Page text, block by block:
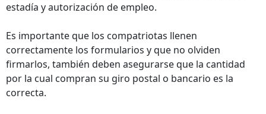
estadía y autorización de empleo.
Es importante que los compatriotas llenen
correctamente los formularios y que no olviden
firmarlos, también deben asegurarse que la cantidad
por la cual compran su giro postal o bancario es la
correcta.